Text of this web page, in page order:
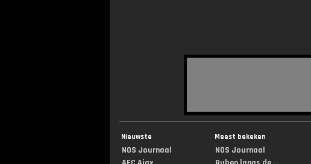
Nieuwste
NOS Journaal
Meest bekeken
NOS Journaal